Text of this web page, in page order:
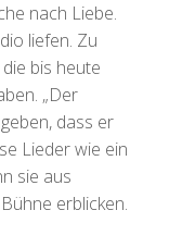
nach Liebe.
liefen. Zu
bis heute
„Der
dass er
Lieder wie ein
sie aus
erblicken.